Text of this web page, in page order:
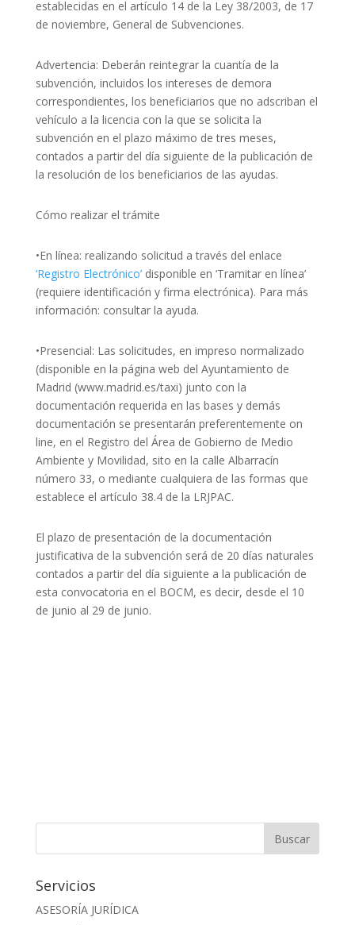
establecidas en el artículo 14 de la Ley 38/2003, de 17
de noviembre, General de Subvenciones.
Advertencia: Deberán reintegrar la cuantía de la
subvención, incluidos los intereses de demora
correspondientes, los beneficiarios que no adscriban el
vehículo a la licencia con la que se solicita la
subvención en el plazo máximo de tres meses,
contados a partir del día siguiente de la publicación de
la resolución de los beneficiarios de las ayudas.
Cómo realizar el trámite
•En línea: realizando solicitud a través del enlace
‘Registro Electrónico’disponible en ‘Tramitar en línea’
(requiere identificación y firma electrónica). Para más
información: consultar la ayuda.
•Presencial: Las solicitudes, en impreso normalizado
(disponible en la página web del Ayuntamiento de
Madrid (www.madrid.es/taxi) junto con la
documentación requerida en las bases y demás
documentación se presentarán preferentemente on
line, en el Registro del Área de Gobierno de Medio
Ambiente y Movilidad, sito en la calle Albarracín
número 33, o mediante cualquiera de las formas que
establece el artículo 38.4 de la LRJPAC.
El plazo de presentación de la documentación
justificativa de la subvención será de 20 días naturales
contados a partir del día siguiente a la publicación de
esta convocatoria en el BOCM, es decir, desde el 10
de junio al 29 de junio.
Servicios
ASESORÍA JURÍDICA